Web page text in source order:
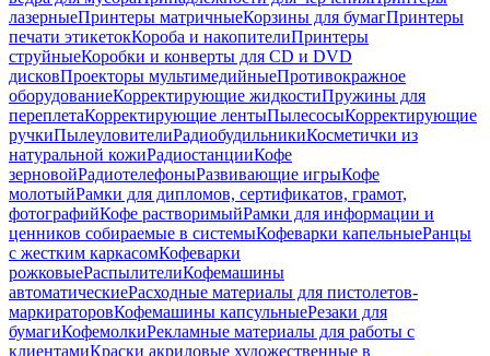
лазерныеПринтеры матричныеКорзины для бумагПринтеры
печати этикетокКороба и накопителиПринтеры
струйныеКоробки и конверты для CD и DVD
дисковПроекторы мультимедийныеПротивокражное
оборудованиеКорректирующие жидкостиПружины для
переплетаКорректирующие лентыПылесосыКорректирующие
ручкиПылеуловителиРадиобудильникиКосметички из
натуральной кожиРадиостанцииКофе
зерновойРадиотелефоныРазвивающие игрыКофе
молотыйРамки для дипломов, сертификатов, грамот,
фотографийКофе растворимыйРамки для информации и
ценников собираемые в системыКофеварки капельныеРанцы
с жестким каркасомКофеварки
рожковыеРаспылителиКофемашины
автоматическиеРасходные материалы для пистолетов-
маркираторовКофемашины капсульныеРезаки для
бумагиКофемолкиРекламные материалы для работы с
клиентамиКраски акриловые художественные в